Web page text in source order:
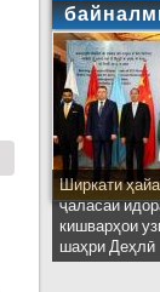
Ширкати
ҷаласаи
кишварҳои
шаҳри Деҳлӣ